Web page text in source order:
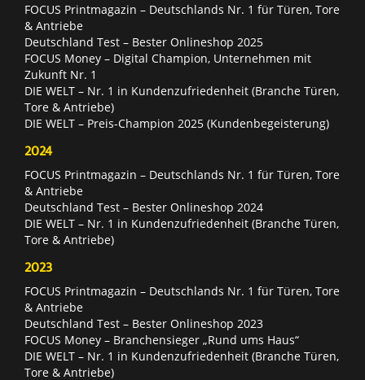
FOCUS Printmagazin – Deutschlands Nr. 1 für Türen, Tore
& Antriebe
Deutschland Test – Bester Onlineshop 2025
FOCUS Money – Digital Champion, Unternehmen mit
Zukunft Nr. 1
DIE WELT – Nr. 1 in Kundenzufriedenheit (Branche Türen,
Tore & Antriebe)
DIE WELT – Preis-Champion 2025 (Kundenbegeisterung)
2024
FOCUS Printmagazin – Deutschlands Nr. 1 für Türen, Tore
& Antriebe
Deutschland Test – Bester Onlineshop 2024
DIE WELT – Nr. 1 in Kundenzufriedenheit (Branche Türen,
Tore & Antriebe)
2023
FOCUS Printmagazin – Deutschlands Nr. 1 für Türen, Tore
& Antriebe
Deutschland Test – Bester Onlineshop 2023
FOCUS Money – Branchensieger „Rund ums Haus“
DIE WELT – Nr. 1 in Kundenzufriedenheit (Branche Türen,
Tore & Antriebe)